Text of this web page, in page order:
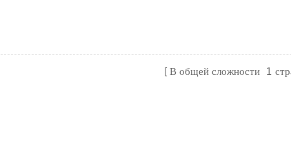
В общей сложности 1